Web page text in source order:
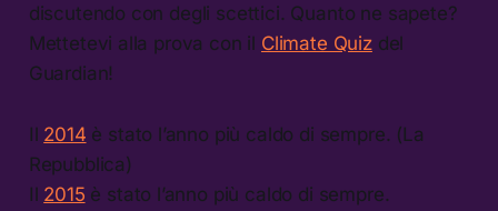
discutendo con degli scettici. Quanto ne sapete?
Mettetevi alla prova con il Climate Quizdel
Guardian!
Il 2014 è stato l’anno più caldo di sempre. (La
Repubblica)
Il 2015 è stato l’anno più caldo di sempre.